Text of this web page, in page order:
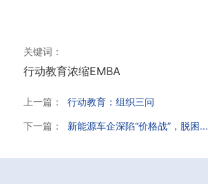
关键词：
行动教育浓缩EMBA
上一篇： 行动教育：组织三问
下一篇： 新能源车企深陷“价格战”，脱困...